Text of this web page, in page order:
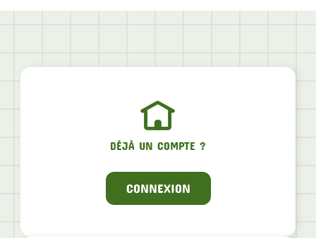
DÉJÀ UN COMPTE ?
CONNEXION